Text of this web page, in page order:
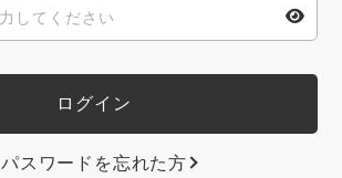
パスワードを忘れた方